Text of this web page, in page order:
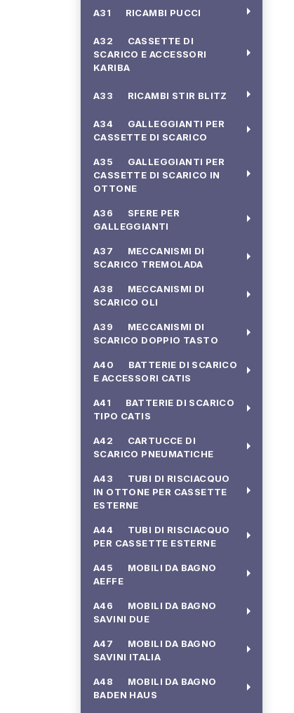
A31 RICAMBI PUCCI arrow_right
A32 CASSETTE DI
SCARICO E ACCESSORI
KARIBA
arrow_right
A33 RICAMBI STIR BLITZ arrow_right
A34 GALLEGGIANTI PER
CASSETTE DI SCARICO
arrow_right
A35 GALLEGGIANTI PER
CASSETTE DI SCARICO IN
OTTONE
arrow_right
A36 SFERE PER
GALLEGGIANTI
arrow_right
A37 MECCANISMI DI
SCARICO TREMOLADA
arrow_right
A38 MECCANISMI DI
SCARICO OLI
arrow_right
A39 MECCANISMI DI
SCARICO DOPPIO TASTO
arrow_right
A40 BATTERIE DI SCARICO
E ACCESSORI CATIS
arrow_right
A41 BATTERIE DI SCARICO
TIPO CATIS
arrow_right
A42 CARTUCCE DI
SCARICO PNEUMATICHE
arrow_right
A43 TUBI DI RISCIACQUO
IN OTTONE PER CASSETTE
ESTERNE
arrow_right
A44 TUBI DI RISCIACQUO
PER CASSETTE ESTERNE
arrow_right
A45 MOBILI DA BAGNO
AEFFE
arrow_right
A46 MOBILI DA BAGNO
SAVINI DUE
arrow_right
A47 MOBILI DA BAGNO
SAVINI ITALIA
arrow_right
A48 MOBILI DA BAGNO
BADEN HAUS
arrow_right